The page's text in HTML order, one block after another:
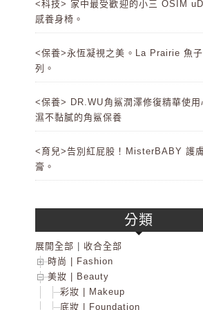
<科技> 家中最受歡迎的小三 OSIM
感養身椅。
<保養>永恆凝視之美。La Prairie 魚
列。
<保養> DR.WU角鯊潤澤修復精華使用
濕不黏膩的角鯊保養
<育兒>告別紅屁股！MisterBABY 護
膏。
分類
展開全部
收合全部
時尚 | Fashion
美妝 | Beauty
彩妝 | Makeup
底妝 | Foundation